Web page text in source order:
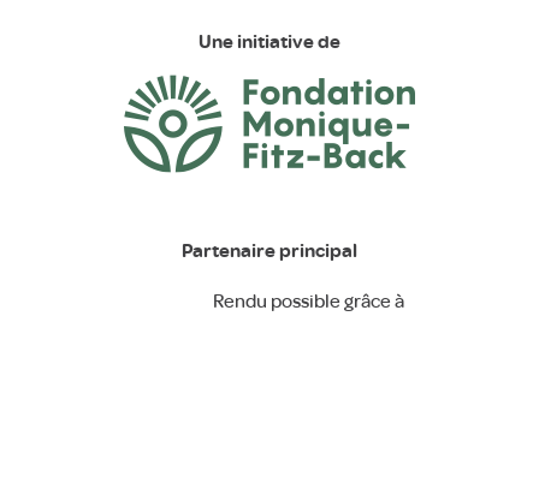
Une initiative de
Partenaire principal
Rendu possible grâce à